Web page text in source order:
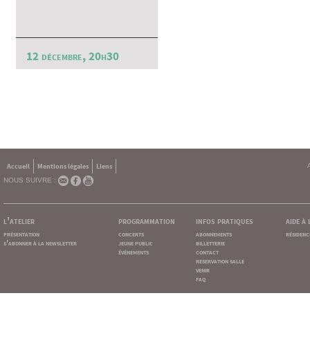
12 décembre, 20h30
Accueil Mentions légales
Liens
NOUS SUIVRE :
l'atelier
présentation
s'abonner à la newsletter
programmation
concerts
jeune public
événements
infos pratiques
abonnements
billetterie
contact
reservation salle
venir
faq
aide